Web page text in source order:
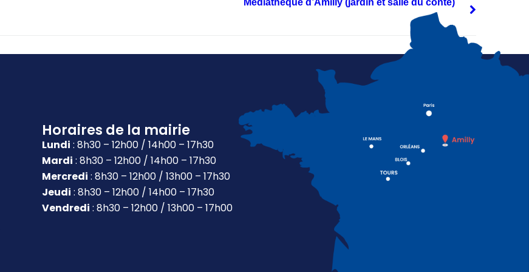
Médiathèque d’Amilly (jardin et salle du conte)
Horaires de la mairie
Lundi : 8h30 – 12h00 / 14h00 – 17h30
Mardi : 8h30 – 12h00 / 14h00 – 17h30
Mercredi : 8h30 – 12h00 / 13h00 – 17h30
Jeudi : 8h30 – 12h00 / 14h00 – 17h30
Vendredi : 8h30 – 12h00 / 13h00 – 17h00